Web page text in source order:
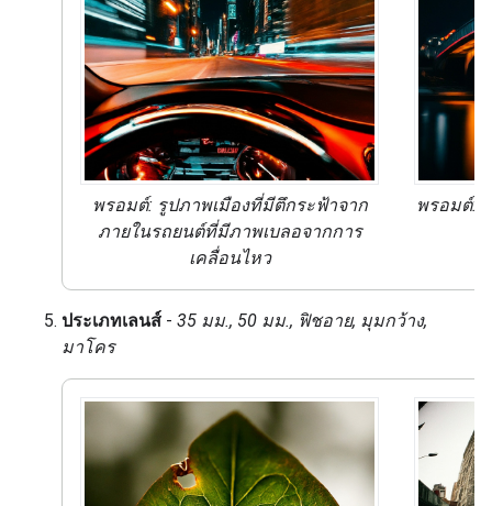
พรอมต์: รูปภาพเมืองที่มีตึกระฟ้าจาก
ภายในรถยนต์ที่มีภาพเบลอจากการ
เคลื่อนไหว
พรอมต์:
ประเภทเลนส์ - 35 มม., 50 มม., ฟิชอาย, มุมกว้าง,
มาโคร